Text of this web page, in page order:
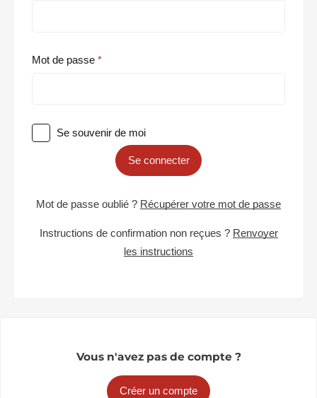
Mot de passe
Se souvenir de moi
Se connecter
Mot de passe oublié ? Récupérer votre mot de passe
Instructions de confirmation non reçues ? Renvoyer
les instructions
Vous n'avez pas de compte ?
Créer un compte